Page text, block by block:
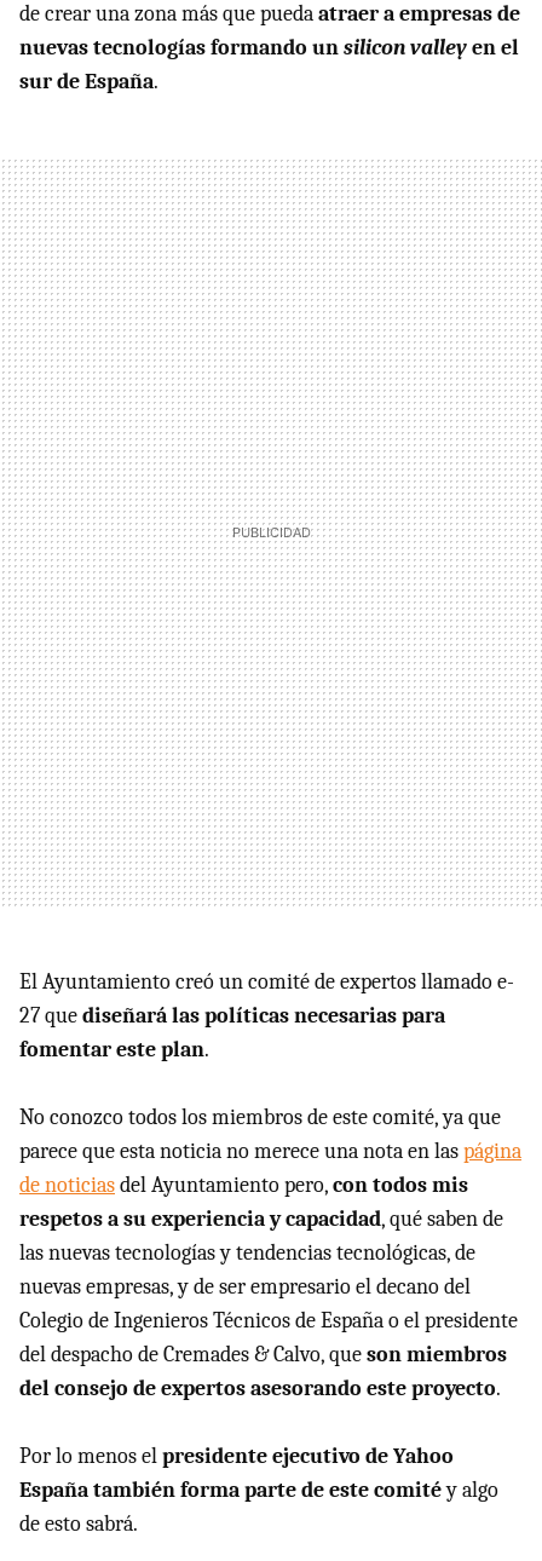
de crear una zona más que puedaatraer a empresas de
nuevas tecnologías formando unsilicon valleyen el
sur de España.
El Ayuntamiento creó un comité de expertos llamado e-
27 quediseñará las políticas necesarias para
fomentar este plan.
No conozco todos los miembros de este comité, ya que
parece que esta noticia no merece una nota en laspágina
de noticiasdel Ayuntamiento pero,con todos mis
respetos a su experiencia y capacidad, qué saben de
las nuevas tecnologías y tendencias tecnológicas, de
nuevas empresas, y de ser empresario el decano del
Colegio de Ingenieros Técnicos de España o el presidente
del despacho de Cremades & Calvo, queson miembros
del consejo de expertos asesorando este proyecto.
Por lo menos elpresidente ejecutivo de Yahoo
España también forma parte de este comitéy algo
de esto sabrá.